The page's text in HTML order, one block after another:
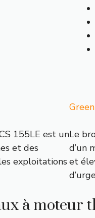
155LE est un
et des
exploitations
Le
d’un
et
à moteur